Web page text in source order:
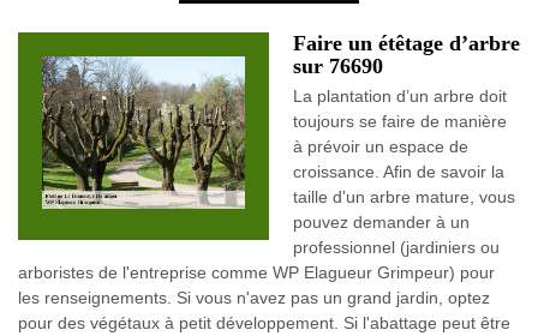
Faire un étêtage d’arbre
sur 76690
La plantation d’un arbre doit
toujours se faire de manière
à prévoir un espace de
croissance. Afin de savoir la
taille d'un arbre mature, vous
pouvez demander à un
professionnel (jardiniers ou
arboristes de l'entreprise comme WP Elagueur Grimpeur) pour
les renseignements. Si vous n'avez pas un grand jardin, optez
pour des végétaux à petit développement. Si l'abattage peut être